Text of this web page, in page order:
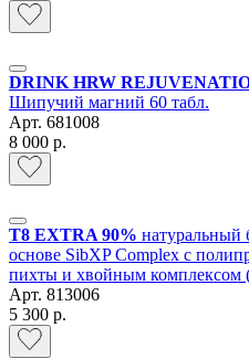
DRINK HRW
Шипучий магний 60 табл.
Арт. 681008
8 000 р.
T8 EXTRA 90% натуральный
основе SibXP Complex с
пихты и хвойным комплексом
Арт. 813006
5 300 р.